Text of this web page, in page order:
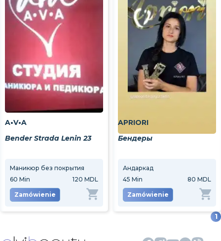
A•V•A
Bender Strada Lenin 23
Маникюр без покрытия
60 Min 120 MDL
Zamówienie
APRIORI
Бендеры
Андаркад
45 Min 80 MDL
Zamówienie
1